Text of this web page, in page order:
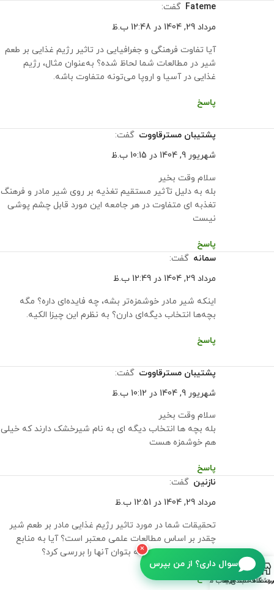
fateme
گفت:
مرداد 29, 1404 در 12:48 ب.ظ
آیا تفاوت فرهنگی و جغرافیایی در تاثیر رژیم غذایی بر طعم
شیر در مطالعات شما لحاظ شده؟ به‌عنوان مثال، رژیم
غذایی در آسیا و اروپا می‌تونه متفاوت باشه.
پاسخ
پشتیبان مسترقاووت گفت:
شهریور 9, 1404 در 10:15 ب.ظ
سلام وقت بخیر
بله به دلیل تآثیر مستقیم تغذیه بر روی شیر مادر و فرهنگ
تغذبه ای متفاوت در هر جامعه این مورد قابل چشم پوشی
نیست
پاسخ
سمانه گفت:
مرداد 29, 1404 در 12:49 ب.ظ
اینکه شیر مادر خوشمزه‌تر بشه، چه فایده‌ای داره؟ مگه
بچه‌ها انتخاب دیگه‌ای دارن؟ به نظرم این چیزا الکیه.
پاسخ
پشتیبان مسترقاووت گفت:
شهریور 9, 1404 در 10:12 ب.ظ
سلام وقت بخیر
بله بچه ها انتخاب دیگه ای به نام شیرخشک دارند که خیلی
هم خوشمزه هست
پاسخ
نازنین گفت:
مرداد 29, 1404 در 12:51 ب.ظ
تحقیقات شما در مورد تاثیر رژیم غذایی مادر بر طعم شیر
چقدر بر اساس مطالعات علمی معتبر است؟ آیا به منابع
خاصی ارجاع داده‌اید که بتوان آنها را بررسی کرد؟
پاسخ علاقه مندی ها
سبد خریدحساب من
×
سوال داری؟ از من بپرس